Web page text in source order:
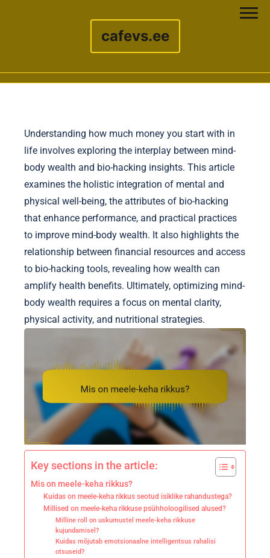
cafevs.ee
Understanding how much money you start with in
life involves exploring the interplay between mind-
body wealth and bio-hacking insights. This article
examines the holistic integration of mental and
physical well-being, the attributes of bio-hacking
that enhance performance, and practical practices
to improve mind-body wealth. It also highlights the
relationship between financial resources and access
to bio-hacking tools, revealing how wealth can
amplify health benefits. Ultimately, optimizing mind-
body wealth requires a focus on mental clarity,
physical activity, and nutritional strategies.
Key sections in the article:
Mis on meele-keha rikkus?
Kuidas on meele-keha rikkus seotud isiklike rahandustega?
Millised on meele-keha rikkuse psühholoogilised alused?
Milline roll on uskumustel meele-keha rikkuse
kujundamisel?
Kuidas mõjutab emotsionaalne intelligentsus rahalisi
otsuseid?